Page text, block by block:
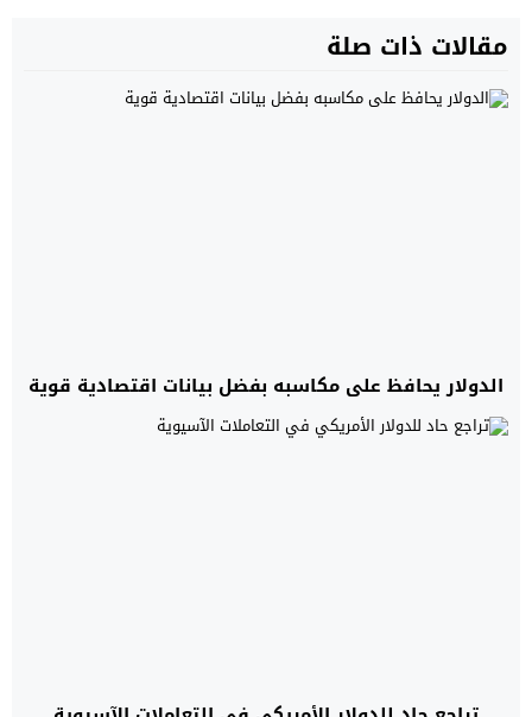
مقالات ذات صلة
الدولار يحافظ على مكاسبه بفضل بيانات اقتصادية قوية